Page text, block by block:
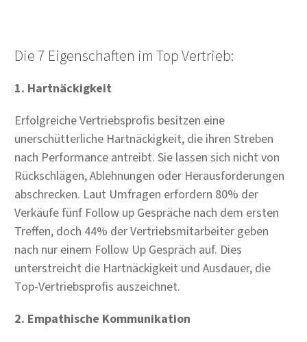
Die 7 Eigenschaften im Top Vertrieb:
1. Hartnäckigkeit
Erfolgreiche Vertriebsprofis besitzen eine
unerschütterliche Hartnäckigkeit, die ihren Streben
nach Performance antreibt. Sie lassen sich nicht von
Rückschlägen, Ablehnungen oder Herausforderungen
abschrecken. Laut Umfragen erfordern 80% der
Verkäufe fünf Follow up Gespräche nach dem ersten
Treffen, doch 44% der Vertriebsmitarbeiter geben
nach nur einem Follow Up Gespräch auf. Dies
unterstreicht die Hartnäckigkeit und Ausdauer, die
Top-Vertriebsprofis auszeichnet.
2. Empathische Kommunikation